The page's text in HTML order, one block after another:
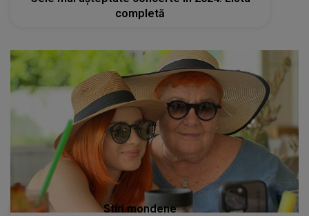
completă
Stiri mondene